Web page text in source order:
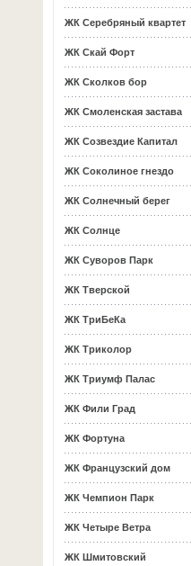
ЖК Серебряный квартет
ЖК Скай Форт
ЖК Сколков бор
ЖК Смоленская застава
ЖК Созвездие Капитал
ЖК Соколиное гнездо
ЖК Солнечный берег
ЖК Солнце
ЖК Суворов Парк
ЖК Тверской
ЖК ТриБеКа
ЖК Триколор
ЖК Триумф Палас
ЖК Фили Град
ЖК Фортуна
ЖК Французский дом
ЖК Чемпион Парк
ЖК Четыре Ветра
ЖК Шмитовский